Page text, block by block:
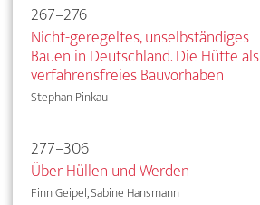
267–276
Nicht-geregeltes, unselbständiges
Bauen in Deutschland. Die Hütte als
verfahrensfreies Bauvorhaben
Stephan Pinkau
277–306
Über Hüllen und Werden
Finn Geipel, Sabine Hansmann